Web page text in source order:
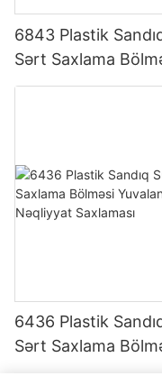
6843 Plastik
Sərt Saxlama
Qutu Sandıq
6436 Plastik
Sərt Saxlama